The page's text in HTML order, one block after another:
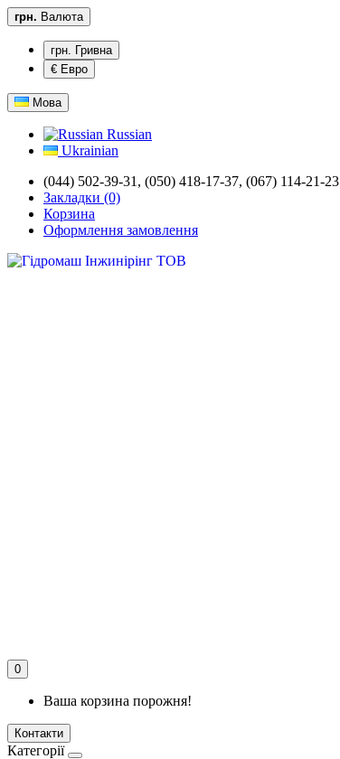
грн. Валюта
грн. Гривна
€ Евро
Мова
Russian
Ukrainian
(044) 502-39-31, (050) 418-17-37, (067) 114-21-23
Закладки (0)
Корзина
Оформлення замовлення
0
Ваша корзина порожня!
Контакти
Категорії